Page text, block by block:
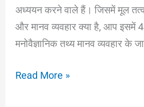
अध्ययन करने वाले हैं। जिसमें मूल
और मानव व्यवहार क्या है, आप इसमें
मनोवैज्ञानिक तथ्य मानव व्यवहार के
48+
Read More »